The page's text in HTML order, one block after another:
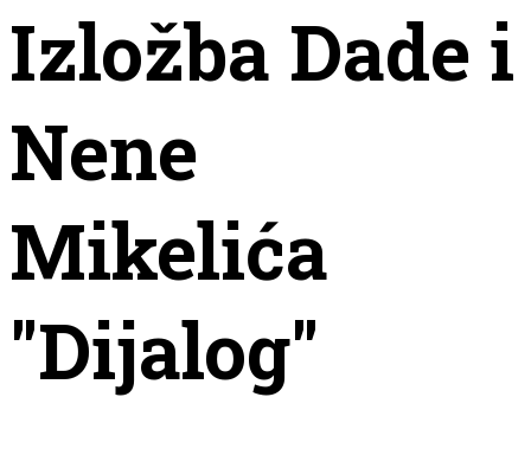
Izložba Dade i
Nene
Mikelića
"Dijalog"